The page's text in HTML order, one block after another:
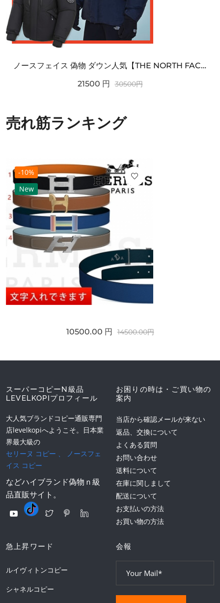
ノースフェイス 偽物 ダウン人気【THE NORTH FACE】M'S 7 SUMMIT HIM...
21500 円 30500円
売れ筋ランキング
-10%
New
10500.00 円 14500.00円
スーパーコピーN級品
LEVELKOPIプロフィール
大人気ブランドコピー通販専門
店levelkopiへようこそ。日本業
界最大級の
セリーヌ コピー 、
ノースフェ
イス コピー
などハイブランド偽物ｎ級
品直販サイト。
お困りの時は・ご買い物の
案内
当店から確認メールが来ない
返品、交換について
よくある質問
お問い合わせ
送料について
在庫に関しまして
配送について
お支払いの方法
お買い物の方法
急上昇ワード
ルイヴィトンコピー
シャネルコピー
会報